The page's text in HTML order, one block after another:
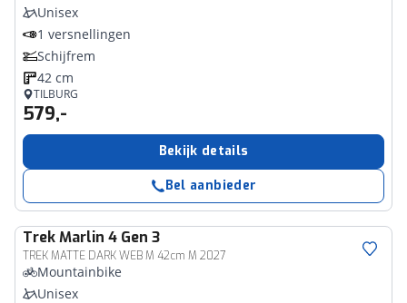
Unisex
1 versnellingen
Schijfrem
42 cm
TILBURG
579,-
Bekijk details
Bel aanbieder
TrekMarlin 4 Gen 3
TREK MATTE DARK WEB M 42cm M 2027
Mountainbike
Unisex